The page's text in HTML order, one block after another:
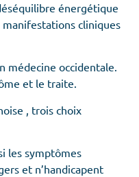
énergétique
manifestations cliniques
médecine occidentale.
et le traite.
, trois choix
les symptômes
et n’handicapent